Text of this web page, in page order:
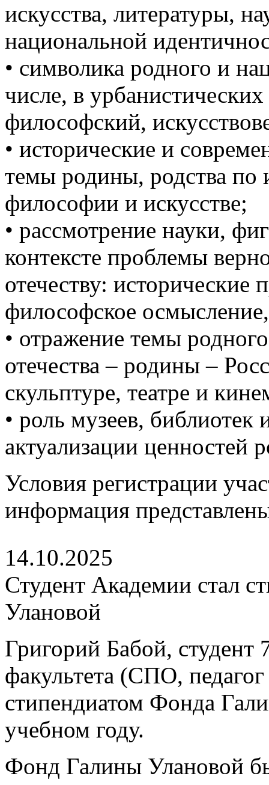
искусства, литературы,
национальной
• символика родного и
числе, в
философский,
• исторические и
темы родины, родства по
философии и искусстве;
• рассмотрение науки,
контексте проблемы
отечеству:
философское
• отражение темы
отечества – родины –
скульптуре, театре и
• роль музеев,
актуализации ценностей
Условия регистрации
информация
14.10.2025
Студент Академии стал
Улановой
Григорий Бабой, студент
факультета (СПО,
стипендиатом Фонда
учебном году.
Фонд Галины Улановой